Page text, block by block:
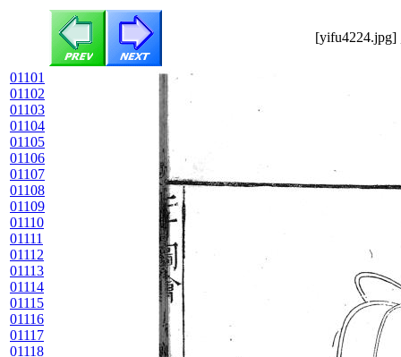
[yifu4224.jpg]
01101
01102
01103
01104
01105
01106
01107
01108
01109
01110
01111
01112
01113
01114
01115
01116
01117
01118